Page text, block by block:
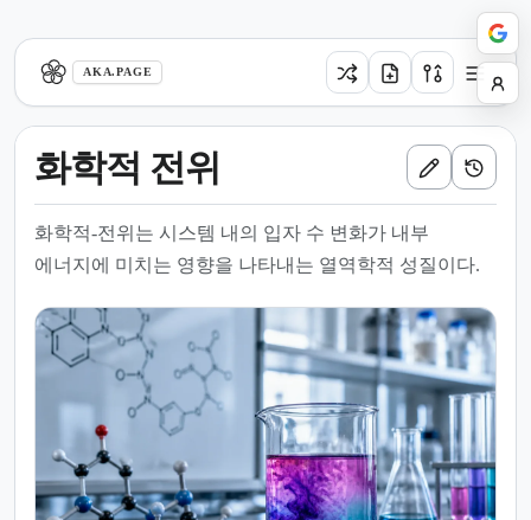
AKA.PAGE
화학적 전위
화학적-전위는 시스템 내의 입자 수 변화가 내부
에너지에 미치는 영향을 나타내는 열역학적 성질이다.